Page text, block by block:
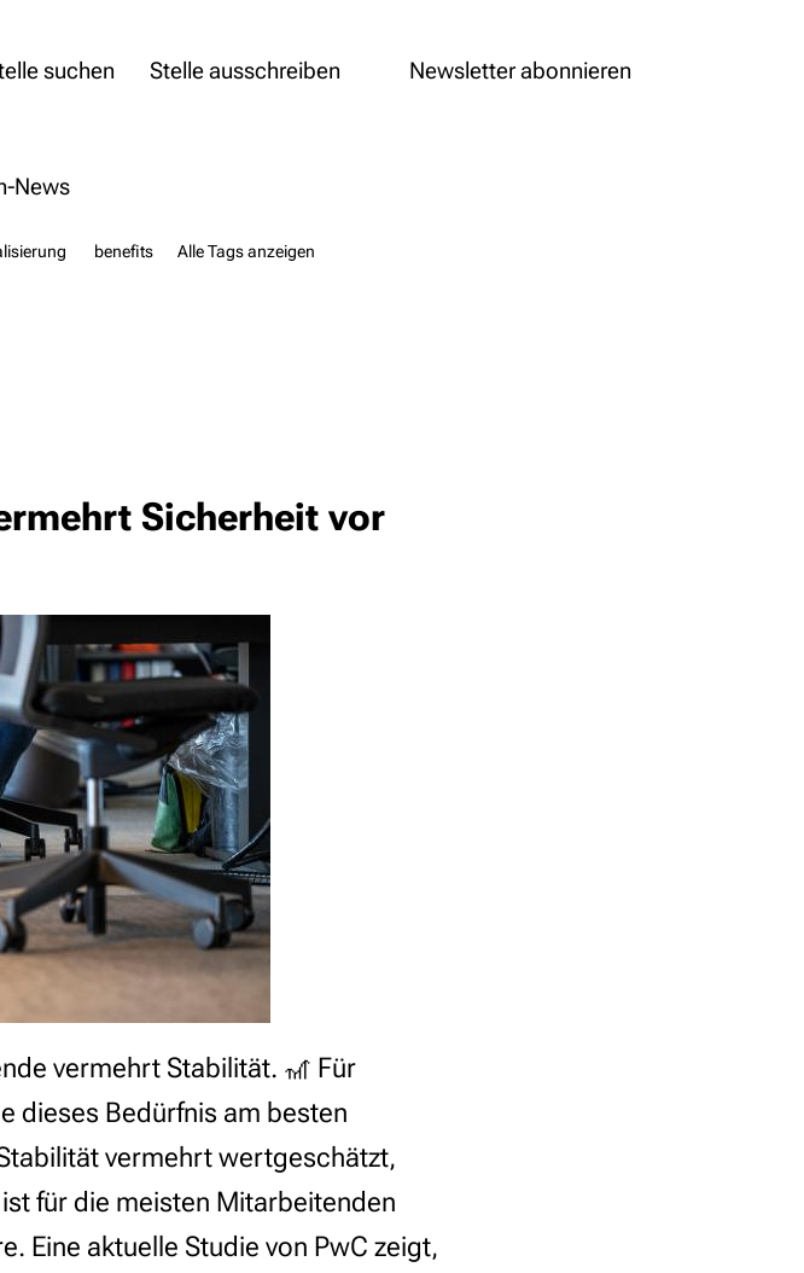
Stelle ausschreiben
suchen Newsletter abonnieren
News
benefits Alle Tags anzeigen
Sicherheit vor
vermehrt Stabilität. 🎢 Für
dieses Bedürfnis am besten
vermehrt wertgeschätzt,
für die meisten Mitarbeitenden
Eine aktuelle Studie von PwC zeigt,